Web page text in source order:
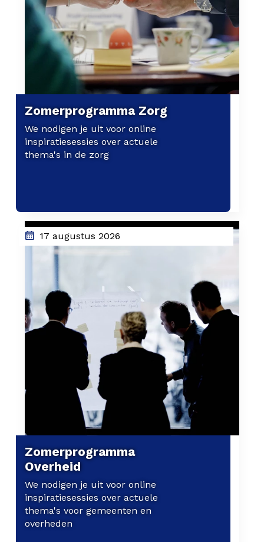
Zomerprogramma Zorg
We nodigen je uit voor online
inspiratiesessies over actuele
thema's in de zorg
17 augustus 2026
Zomerprogramma
Overheid
We nodigen je uit voor online
inspiratiesessies over actuele
thema's voor gemeenten en
overheden